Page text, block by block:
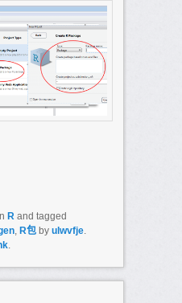
Rand tagged
, R包by ulwvfje.
.